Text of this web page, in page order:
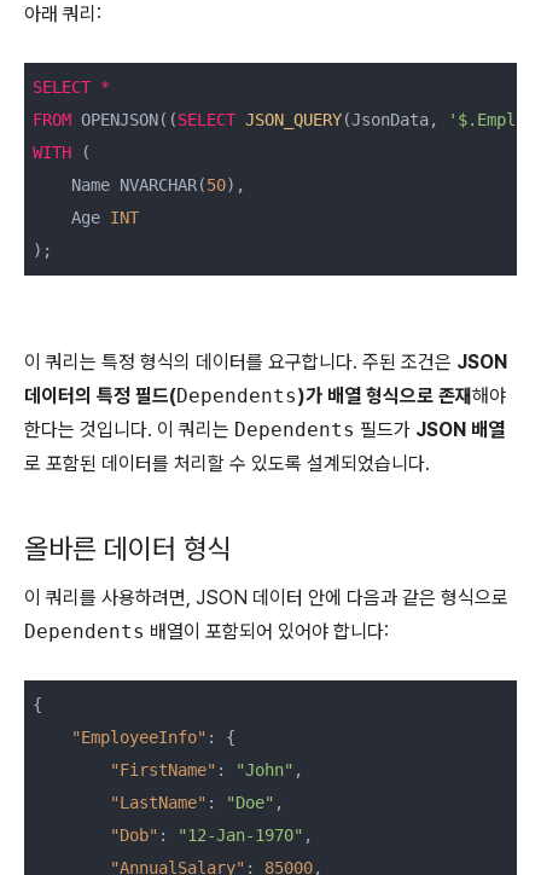
아래 쿼리:
SELECT *
FROM OPENJSON((SELECT JSON_QUERY(JsonData,
WITH (
    Name NVARCHAR(
50),
    Age
INT
);
이 쿼리는 특정 형식의 데이터를 요구합니다. 주된 조건은 JSON
데이터의 특정 필드(Dependents)가 배열 형식으로 존재해야
한다는 것입니다. 이 쿼리는 Dependents 필드가 JSON 배열
로 포함된 데이터를 처리할 수 있도록 설계되었습니다.
올바른 데이터 형식
이 쿼리를 사용하려면, JSON 데이터 안에 다음과 같은 형식으로
Dependents 배열이 포함되어 있어야 합니다:
{
"EmployeeInfo" : {
"FirstName" : "John" ,
"LastName" : "Doe" ,
"Dob" : "12-Jan-1970" ,
"AnnualSalary" : 85000,